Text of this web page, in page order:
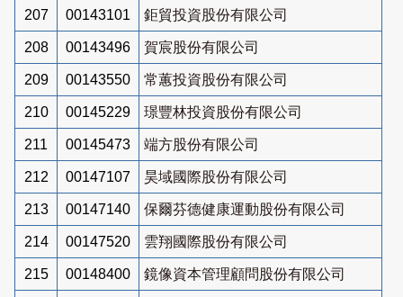
207 00143101 鉅貿投資股份有限公司
208 00143496 賀宸股份有限公司
209 00143550 常蕙投資股份有限公司
210 00145229 璟豐林投資股份有限公司
211 00145473 端方股份有限公司
212 00147107 昊域國際股份有限公司
213 00147140 保爾芬德健康運動股份有限公司
214 00147520 雲翔國際股份有限公司
215 00148400 鏡像資本管理顧問股份有限公司